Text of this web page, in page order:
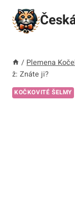
Přeskočit
obsah
/ Plemena
ž: Znáte ji?
KOČKOVITÉ ŠELMY